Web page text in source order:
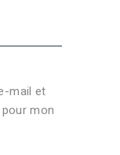
mail et
mon